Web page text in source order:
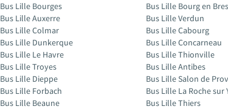
Bus Lille Bourges
Bus Lille Auxerre
Bus Lille Colmar
Bus Lille Dunkerque
Bus Lille Le Havre
Bus Lille Troyes
Bus Lille Dieppe
Bus Lille Forbach
Bus Lille Beaune
Bus Lille Bourg en
Bus Lille Verdun
Bus Lille Cabourg
Bus Lille Concarneau
Bus Lille Thionville
Bus Lille Antibes
Bus Lille Salon de
Bus Lille La Roche sur
Bus Lille Thiers